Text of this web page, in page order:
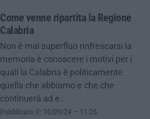
Come venne ripartita la Regione
Calabria
Non è mai superfluo rinfrescarsi la
memoria è conoscere i motivi per i
quali la Calabria è politicamente
quella che abbiamo e che che
continuerà ad e…
Pubblicato il: 10/09/24 – 11:26